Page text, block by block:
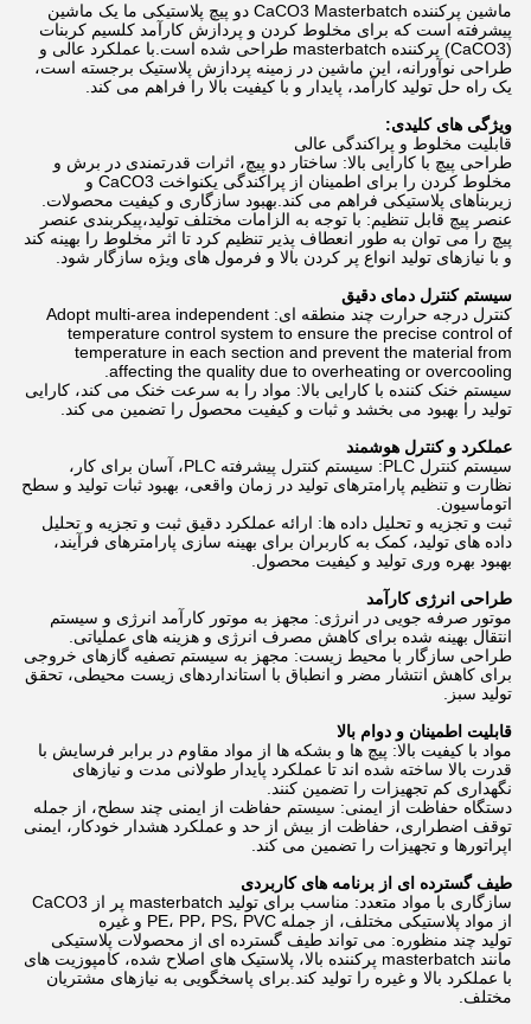
ماشین پرکننده CaCO3 Masterbatch دو پیچ پلاستیکی ما یک ماشین
پیشرفته است که برای مخلوط کردن و پردازش کارآمد کلسیم کربنات
(CaCO3) پرکننده masterbatch طراحی شده است.با عملکرد عالی و
طراحی نوآورانه، این ماشین در زمینه پردازش پلاستیک برجسته است،
یک راه حل تولید کارآمد، پایدار و با کیفیت بالا را فراهم می کند.
ویژگی های کلیدی:
قابلیت مخلوط و پراکندگی عالی
طراحی پیچ با کارایی بالا: ساختار دو پیچ، اثرات قدرتمندی در برش و
مخلوط کردن را برای اطمینان از پراکندگی یکنواخت CaCO3 و
زیربناهای پلاستیکی فراهم می کند.بهبود سازگاری و کیفیت محصولات.
عنصر پیچ قابل تنظیم: با توجه به الزامات مختلف تولید،پیکربندی عنصر
پیچ را می توان به طور انعطاف پذیر تنظیم کرد تا اثر مخلوط را بهینه کند
و با نیازهای تولید انواع پر کردن بالا و فرمول های ویژه سازگار شود.
سیستم کنترل دمای دقیق
کنترل درجه حرارت چند منطقه ای: Adopt multi-area independent
temperature control system to ensure the precise control of
temperature in each section and prevent the material from
affecting the quality due to overheating or overcooling.
سیستم خنک کننده با کارایی بالا: مواد را به سرعت خنک می کند، کارایی
تولید را بهبود می بخشد و ثبات و کیفیت محصول را تضمین می کند.
عملکرد و کنترل هوشمند
سیستم کنترل PLC: سیستم کنترل پیشرفته PLC، آسان برای کار،
نظارت و تنظیم پارامترهای تولید در زمان واقعی، بهبود ثبات تولید و سطح
اتوماسیون.
ثبت و تجزیه و تحلیل داده ها: ارائه عملکرد دقیق ثبت و تجزیه و تحلیل
داده های تولید، کمک به کاربران برای بهینه سازی پارامترهای فرآیند،
بهبود بهره وری تولید و کیفیت محصول.
طراحی انرژی کارآمد
موتور صرفه جویی در انرژی: مجهز به موتور کارآمد انرژی و سیستم
انتقال بهینه شده برای کاهش مصرف انرژی و هزینه های عملیاتی.
طراحی سازگار با محیط زیست: مجهز به سیستم تصفیه گازهای خروجی
برای کاهش انتشار مضر و انطباق با استانداردهای زیست محیطی، تحقق
تولید سبز.
قابلیت اطمینان و دوام بالا
مواد با کیفیت بالا: پیچ ها و بشکه ها از مواد مقاوم در برابر فرسایش با
قدرت بالا ساخته شده اند تا عملکرد پایدار طولانی مدت و نیازهای
نگهداری کم تجهیزات را تضمین کنند.
دستگاه حفاظت از ایمنی: سیستم حفاظت از ایمنی چند سطح، از جمله
توقف اضطراری، حفاظت از بیش از حد و عملکرد هشدار خودکار، ایمنی
اپراتورها و تجهیزات را تضمین می کند.
طیف گسترده ای از برنامه های کاربردی
سازگاری با مواد متعدد: مناسب برای تولید masterbatch پر از CaCO3
از مواد پلاستیکی مختلف، از جمله PE، PP، PS، PVC و غیره
تولید چند منظوره: می تواند طیف گسترده ای از محصولات پلاستیکی
مانند masterbatch پرکننده بالا، پلاستیک های اصلاح شده، کامپوزیت های
با عملکرد بالا و غیره را تولید کند.برای پاسخگویی به نیازهای مشتریان
مختلف.